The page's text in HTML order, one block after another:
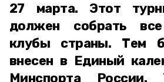
27 марта. Этот
должен собрать
клубы страны. Тем
внесен в Единый
Минспорта